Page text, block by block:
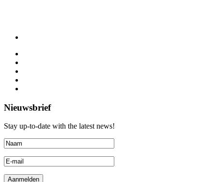
Nieuwsbrief
Stay up-to-date with the latest news!